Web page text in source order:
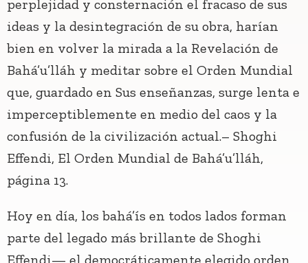
perplejidad y consternación el fracaso de sus
ideas y la desintegración de su obra, harían
bien en volver la mirada a la Revelación de
Bahá’u’lláh y meditar sobre el Orden Mundial
que, guardado en Sus enseñanzas, surge lenta e
imperceptiblemente en medio del caos y la
confusión de la civilización actual.– Shoghi
Effendi, El Orden Mundial de Bahá’u’lláh,
página 13.
Hoy en día, los bahá’ís en todos lados forman
parte del legado más brillante de Shoghi
Effendi— el democráticamente elegido orden